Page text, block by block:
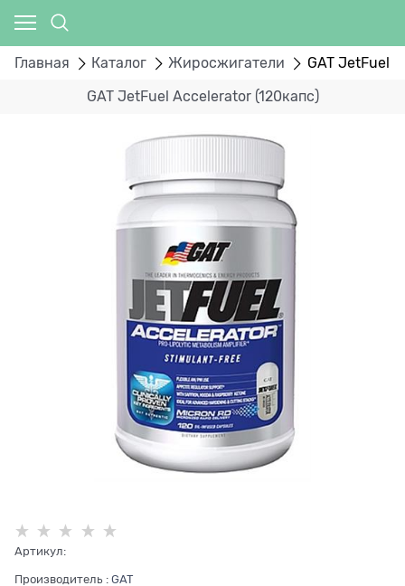
Главная Каталог Жиросжигатели GAT JetFuel
GAT JetFuel Accelerator (120капс)
Артикул:
Производитель : GAT